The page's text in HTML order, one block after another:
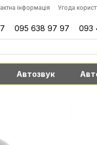
інформація Угода
095 638 97 97 093
Автозвук